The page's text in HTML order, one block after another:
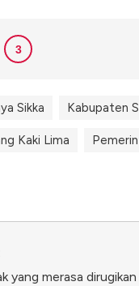
3
Sikka Kabupaten
Kaki Lima
yang merasa